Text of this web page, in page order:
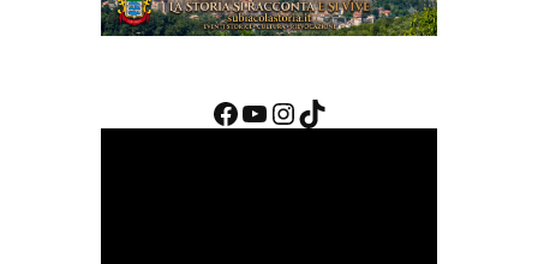
Facebook
YouTube
Instagram
TikTok